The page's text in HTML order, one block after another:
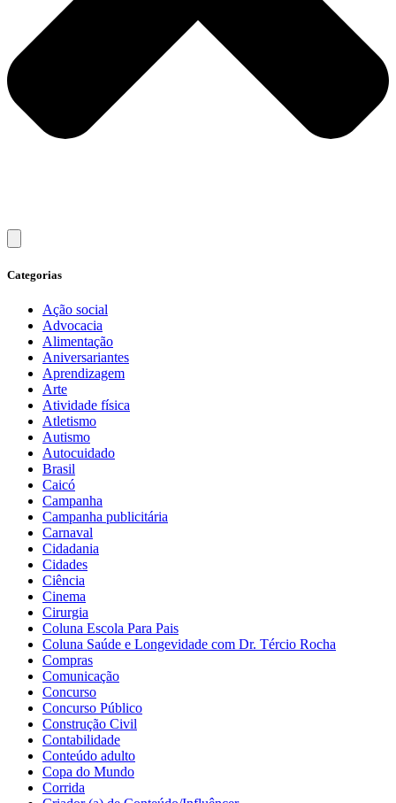
Categorias
Ação social
Advocacia
Alimentação
Aniversariantes
Aprendizagem
Arte
Atividade física
Atletismo
Autismo
Autocuidado
Brasil
Caicó
Campanha
Campanha publicitária
Carnaval
Cidadania
Cidades
Ciência
Cinema
Cirurgia
Coluna Escola Para Pais
Coluna Saúde e Longevidade com Dr. Tércio Rocha
Compras
Comunicação
Concurso
Concurso Público
Construção Civil
Contabilidade
Conteúdo adulto
Copa do Mundo
Corrida